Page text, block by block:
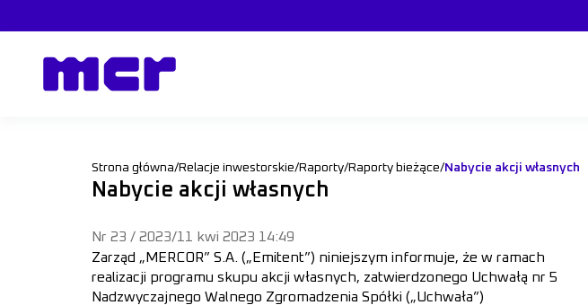
Strona główna/Relacje inwestorskie/Raporty/Raporty bieżące/Nabycie akcji własnych
Nabycie akcji własnych
Nr 23 / 2023/11 kwi 2023 14:49
Zarząd „MERCOR” S.A. („Emitent”) niniejszym informuje, że w ramach
realizacji programu skupu akcji własnych, zatwierdzonego Uchwałą nr 5
Nadzwyczajnego Walnego Zgromadzenia Spółki („Uchwała”)